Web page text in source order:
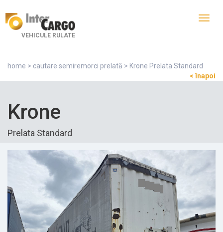
VEHICULE RULATE
home > cautare semiremorci prelată > Krone Prelata Standard
< înapoi
Krone
Prelata Standard